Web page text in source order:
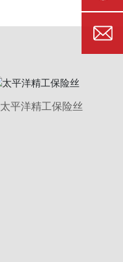
太平洋精工保险丝